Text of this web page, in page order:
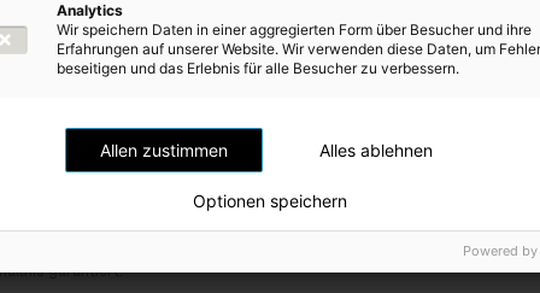
und Informations- und Kommunikationstechnologie-
Qualität und Zuverlässigkeit der Produkte, Prozesse und Services. Als
Unternehmen wird den Kund:innen ein faires
garantiert.
Analytics
Wir speichern Daten in einer aggregierten Form über Besucher und ihre
Erfahrungen auf unserer Website. Wir verwenden diese Daten, um
beseitigen und das Erlebnis für alle Besucher zu verbessern.
Allen zustimmen Alles ablehnen
Optionen speichern
Powered by